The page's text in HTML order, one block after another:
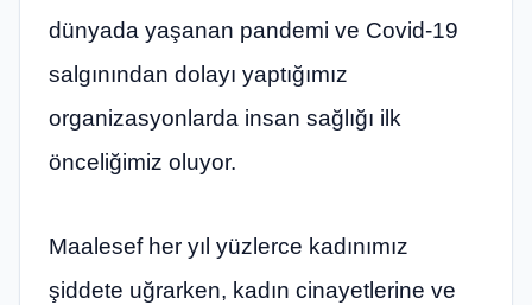
dünyada yaşanan pandemi ve Covid-19
salgınından dolayı yaptığımız
organizasyonlarda insan sağlığı ilk
önceliğimiz oluyor.
Maalesef her yıl yüzlerce kadınımız
şiddete uğrarken, kadın cinayetlerine ve